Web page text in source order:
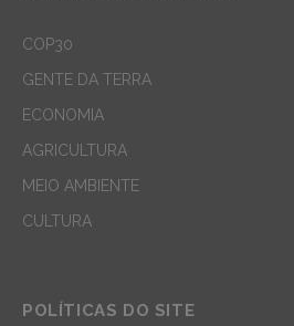
COP30
GENTE DA TERRA
ECONOMIA
AGRICULTURA
MEIO AMBIENTE
CULTURA
POLÍTICAS DO SITE